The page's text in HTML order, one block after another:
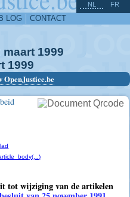
LOG CONTACT
NL FR
maart 1999
1999
OpenJustice.be
tot wijziging van de artikelen
^